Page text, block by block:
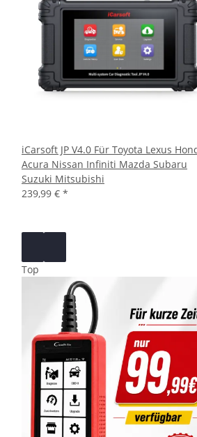
iCarsoft JP V4.0 Für Toyota Lexus
Acura Nissan Infiniti Mazda Subaru
Suzuki Mitsubishi
239,99 € *
Top